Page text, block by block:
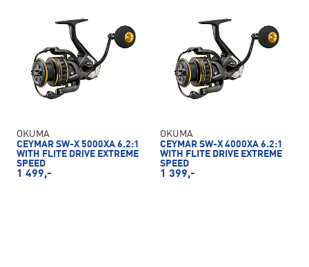
OKUMA
CEYMAR SW-X 5000XA 6.2:1
WITH FLITE DRIVE EXTREME
SPEED
1 499,-
OKUMA
CEYMAR SW-X 4000XA 6.2:1
WITH FLITE DRIVE EXTREME
SPEED
1 399,-